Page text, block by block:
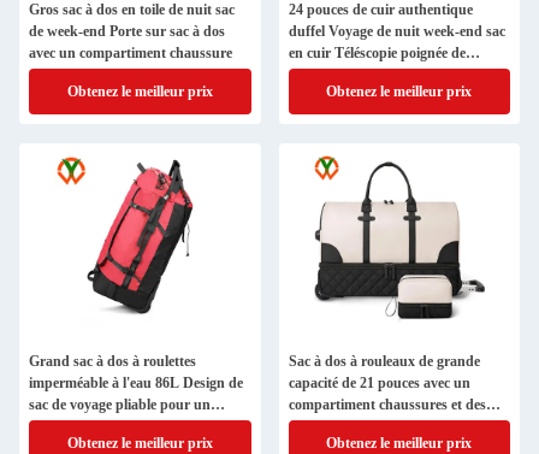
Gros sac à dos en toile de nuit sac
de week-end Porte sur sac à dos
avec un compartiment chaussure
Obtenez le meilleur prix
24 pouces de cuir authentique
duffel Voyage de nuit week-end sac
en cuir Téléscopie poignée de
chariot
Obtenez le meilleur prix
Grand sac à dos à roulettes
imperméable à l'eau 86L Design de
sac de voyage pliable pour un
voyage pratique
Obtenez le meilleur prix
Sac à dos à rouleaux de grande
capacité de 21 pouces avec un
compartiment chaussures et des
roues pour femmes
Obtenez le meilleur prix